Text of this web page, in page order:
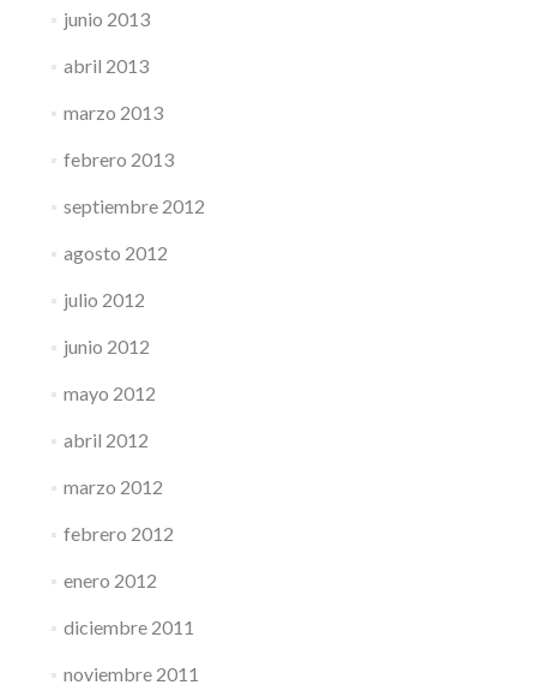
junio 2013
abril 2013
marzo 2013
febrero 2013
septiembre 2012
agosto 2012
julio 2012
junio 2012
mayo 2012
abril 2012
marzo 2012
febrero 2012
enero 2012
diciembre 2011
noviembre 2011